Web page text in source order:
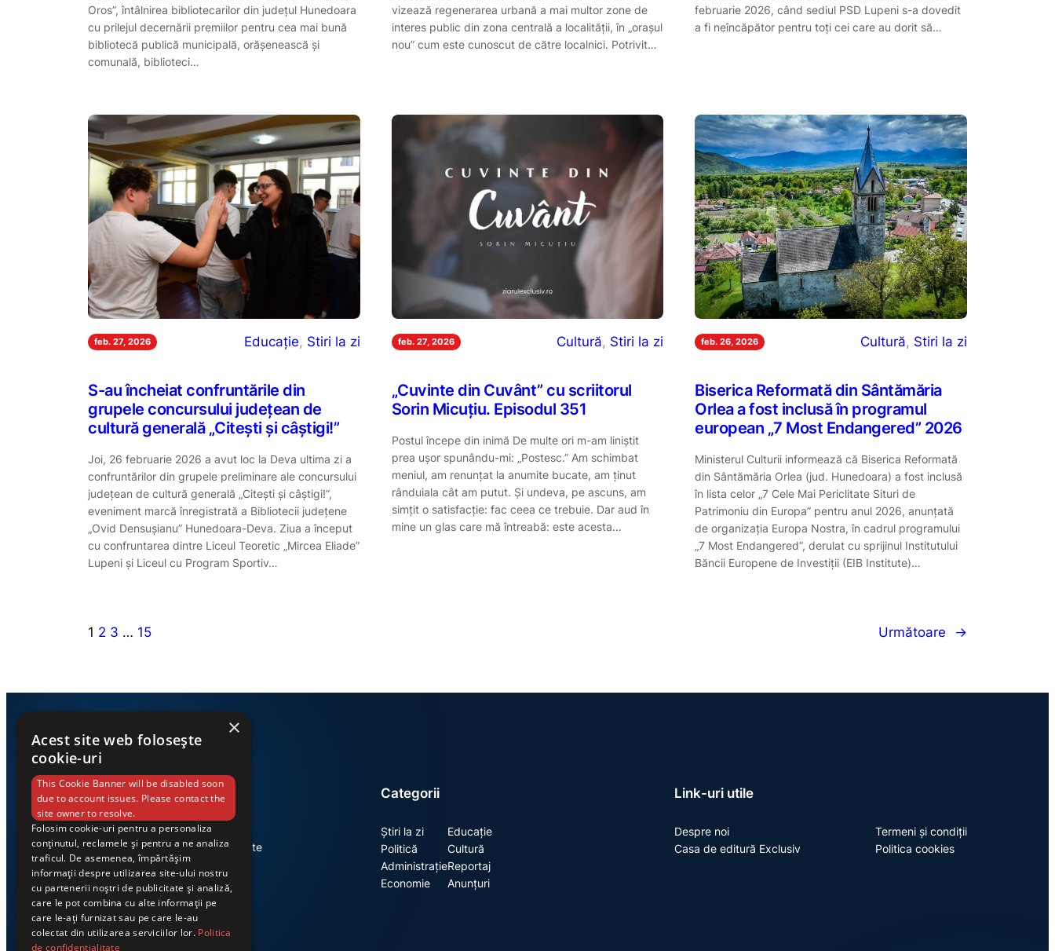
Oros”, întâlnirea bibliotecarilor din județul Hunedoara
cu prilejul decernării premiilor pentru cea mai bună
bibliotecă publică municipală, orășenească și
comunală, biblioteci…
vizează regenerarea urbană a mai multor zone de
interes public din zona centrală a localității, în „orașul
nou” cum este cunoscut de către localnici. Potrivit…
februarie 2026, când sediul PSD Lupeni s-a dovedit
a fi neîncăpător pentru toți cei care au dorit să…
feb. 27, 2026 Educație, Stiri la zi
S-au încheiat confruntările din
grupele concursului județean de
cultură generală „Citești și câștigi!”
Joi, 26 februarie 2026 a avut loc la Deva ultima zi a
confruntărilor din grupele preliminare ale concursului
județean de cultură generală „Citești și câștigi!”,
eveniment marcă înregistrată a Bibliotecii județene
„Ovid Densușianu” Hunedoara-Deva. Ziua a început
cu confruntarea dintre Liceul Teoretic „Mircea Eliade”
Lupeni și Liceul cu Program Sportiv…
feb. 27, 2026 Cultură, Stiri la zi
„Cuvinte din Cuvânt” cu scriitorul
Sorin Micuțiu. Episodul 351
Postul începe din inimă De multe ori m-am liniștit
prea ușor spunându-mi: „Postesc.” Am schimbat
meniul, am renunțat la anumite bucate, am ținut
rânduiala cât am putut. Și undeva, pe ascuns, am
simțit o satisfacție: fac ceea ce trebuie. Dar aud în
mine un glas care mă întreabă: este acesta…
feb. 26, 2026 Cultură, Stiri la zi
Biserica Reformată din Sântămăria
Orlea a fost inclusă în programul
european „7 Most Endangered” 2026
Ministerul Culturii informează că Biserica Reformată
din Sântămăria Orlea (jud. Hunedoara) a fost inclusă
în lista celor „7 Cele Mai Periclitate Situri de
Patrimoniu din Europa” pentru anul 2026, anunțată
de organizația Europa Nostra, în cadrul programului
„7 Most Endangered”, derulat cu sprijinul Institutului
Băncii Europene de Investiții (EIB Institute)…
1 2 3 … 15 Următoare →
Știri din Valea Jiului, prezentate
corect și la timp. Ziarul Exclusiv te
conectează zi de zi la cele mai
importante evenimente din
regiune.
Categorii
Știri la zi
Politică
Administrație
Economie
Educație
Cultură
Reportaj
Anunțuri
Link-uri utile
Despre noi
Casa de editură Exclusiv
Termeni și condiții
Politica cookies
×
Acest site web folosește
cookie-uri
This Cookie Banner will be disabled soon
due to account issues. Please contact the
site owner to resolve.
Folosim cookie-uri pentru a personaliza
conținutul, reclamele și pentru a ne analiza
traficul. De asemenea, împărtășim
informații despre utilizarea site-ului nostru
cu partenerii noștri de publicitate și analiză,
care le pot combina cu alte informații pe
care le-ați furnizat sau pe care le-au
colectat din utilizarea serviciilor lor. Politica
de confidențialitate